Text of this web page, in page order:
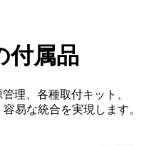
付属品
理、各種取付キット、
易な統合を実現します。